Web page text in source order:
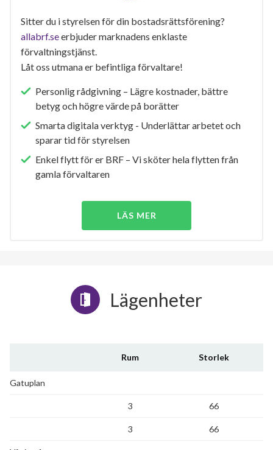
Sitter du i styrelsen för din bostadsrättsförening?
allabrf.seerbjuder marknadens enklaste
förvaltningstjänst.
Låt oss utmana er befintliga förvaltare!
Personlig rådgivning – Lägre kostnader, bättre
betyg och högre värde på borätter
Smarta digitala verktyg - Underlättar arbetet och
sparar tid för styrelsen
Enkel flytt för er BRF – Vi sköter hela flytten från
gamla förvaltaren
LÄS MER
Lägenheter
Rum Storlek
Gatuplan
3 66
3 66